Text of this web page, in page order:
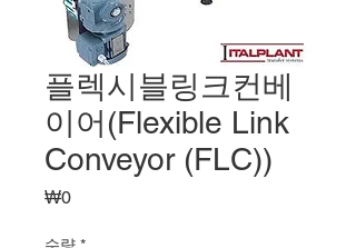
플렉시블링크컨베
이어(Flexible Link
Conveyor (FLC))
₩0가